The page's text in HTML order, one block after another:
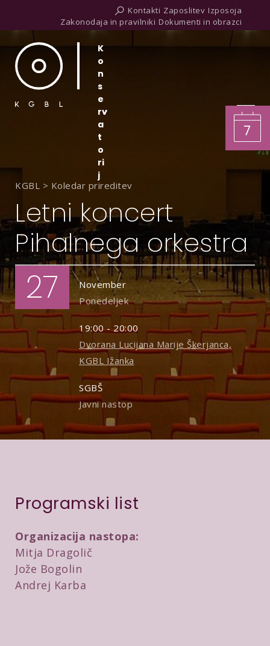
Kontakti Zaposlitev Izposoja
Zakonodaja in pravilniki Dokumenti in obrazci
K
o
n
s
e
rv
a
t
o
ri
j
7
KGBL > Koledar prireditev
Letni koncert
Pihalnega orkestra
27
November
Ponedeljek
19:00 - 20:00
Dvorana Lucijana Marije Škerjanca,
KGBL Ižanka
SGBŠ
Javni nastop
Programski list
Organizacija nastopa:
Mitja Dragolič
Jože Bogolin
Andrej Karba